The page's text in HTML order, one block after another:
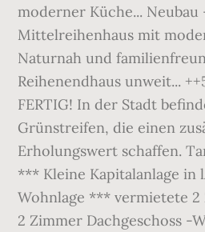
moderner Küche...
Mittelreihenhaus mit
Naturnah und
Reihenendhaus unweit...
FERTIG! In der Stadt
Grünstreifen, die einen
Erholungswert schaffen.
*** Kleine Kapitalanlage in
Wohnlage *** vermietete 2
2 Zimmer Dachgeschoss -